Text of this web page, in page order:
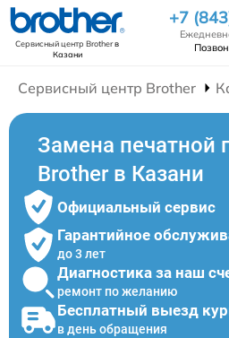
Сервисный центр Brotherв
Казани
+7
Сервисный центр Brother
Замена печатной
Brother в Казани
Официальный сервис
Гарантийное
до 3 лет
Диагностика за наш
ремонт по желанию
Бесплатный выезд
в день обращения